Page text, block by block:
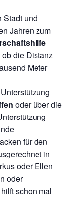
Stadt und
Jahren zum
die Distanz
Meter
oder über die
für den
in
oder Ellen
oder
schon mal